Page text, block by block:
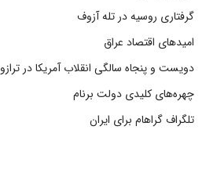
گرفتاری روسیه در تله آزوف
امیدهای اقتصاد عراق
دویست و پنجاه سالگی انقلاب آمریکا در ترازو
چهره‌های کلیدی دولت برنام
تلگراف گراهام برای ایران